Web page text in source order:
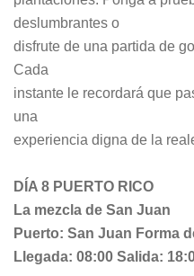
deslumbrantes o
disfrute de una partida de
Cada
instante le recordará que
una
experiencia digna de la
DÍA 8 PUERTO RICO
La mezcla de San Juan
Puerto: San Juan Forma
Llegada: 08:00 Salida: